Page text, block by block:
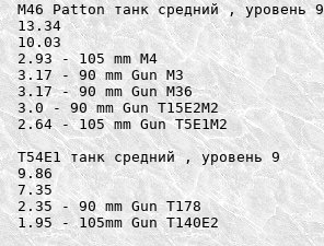
M46 Patton танк средний , уровень 9
13.34
10.03
2.93 - 105 mm M4
3.17 - 90 mm Gun M3
3.17 - 90 mm Gun M36
3.0 - 90 mm Gun T15E2M2
2.64 - 105 mm Gun T5E1M2
T54E1 танк средний , уровень 9
9.86
7.35
2.35 - 90 mm Gun T178
1.95 - 105mm Gun T140E2